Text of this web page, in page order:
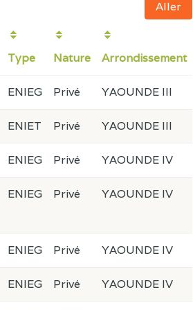
Type Nature Arrondissement
ENIEG Privé YAOUNDE III
ENIET Privé YAOUNDE III
ENIEG Privé YAOUNDE IV
ENIEG Privé YAOUNDE IV
ENIEG Privé YAOUNDE IV
ENIEG Privé YAOUNDE IV